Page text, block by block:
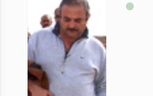
de recherche,
Inrap